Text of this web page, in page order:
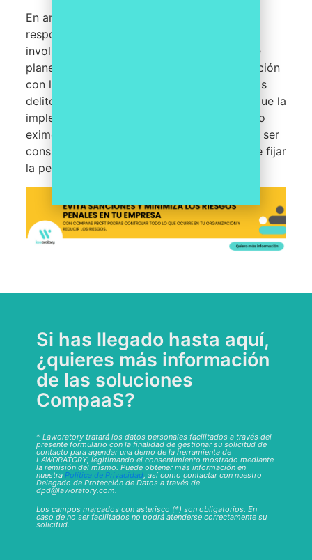
En ambos casos, se permitió mitigar la
responsabilidad penal de los directivos
involucrados gracias a la implementación de
planes de compliance eficaces y la cooperación
con las autoridades en la investigación de los
delitos cometidos. Es importante destacar que la
implementación de un plan de compliance no
exime de responsabilidad penal, pero puede ser
considerado como un atenuante a la hora de fijar
la pena.
Si has llegado hasta aquí,
¿quieres más información
de las soluciones
CompaaS?
* Laworatory tratará los datos personales facilitados a través del
presente formulario con la finalidad de gestionar su solicitud de
contacto para agendar una demo de la herramienta de
LAWORATORY, legitimando el consentimiento mostrado mediante
la remisión del mismo. Puede obtener más información en
nuestra Política de Privacidad, así como contactar con nuestro
Delegado de Protección de Datos a través de
dpd@laworatory.com.
Los campos marcados con asterisco (*) son obligatorios. En
caso de no ser facilitados no podrá atenderse correctamente su
solicitud.